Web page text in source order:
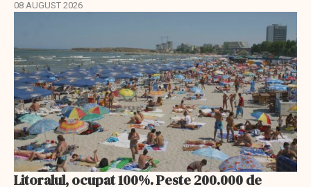
08 AUGUST 2026
Litoralul, ocupat 100%. Peste 200.000 de